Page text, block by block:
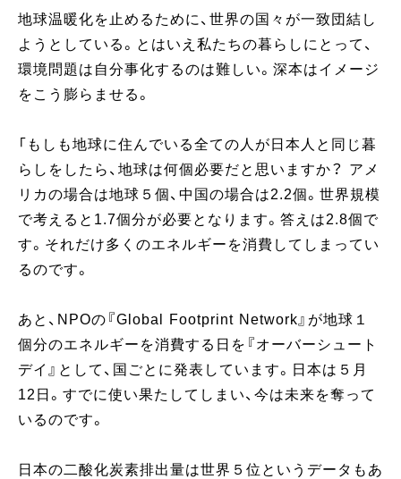
地球温暖化を止めるために、世界の国々が一致団結し
ようとしている。とはいえ私たちの暮らしにとって、
環境問題は自分事化するのは難しい。深本はイメージ
をこう膨らませる。
「もしも地球に住んでいる全ての人が日本人と同じ暮
らしをしたら、地球は何個必要だと思いますか？ アメ
リカの場合は地球５個、中国の場合は2.2個。世界規模
で考えると1.7個分が必要となります。答えは2.8個で
す。それだけ多くのエネルギーを消費してしまってい
るのです。
あと、NPOの『Global Footprint Network』が地球１
個分のエネルギーを消費する日を『オーバーシュート
デイ』として、国ごとに発表しています。日本は５月
12日。すでに使い果たしてしまい、今は未来を奪って
いるのです。
日本の二酸化炭素排出量は世界５位というデータもあ